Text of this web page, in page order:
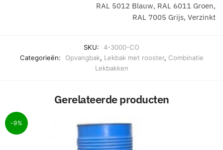
RAL 5012 Blauw, RAL 6011 Groen,
RAL 7005 Grijs, Verzinkt
SKU:
4-3000-CO
Categorieën:
Opvangbak, Lekbak met rooster, Combinatie
Lekbakken
Gerelateerde producten
-9%